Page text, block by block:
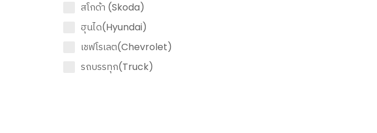
สโกด้า (Skoda)
ฮุนได(Hyundai)
เชฟโรเลต(Chevrolet)
รถบรรทุก(Truck)